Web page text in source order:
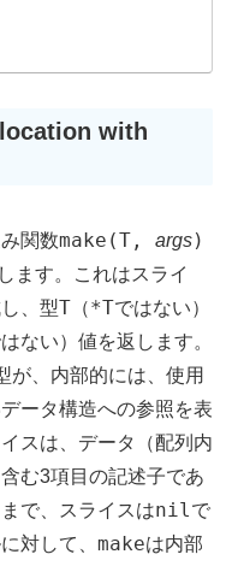
with
関数make(T, args)
ます。これはスライ
、型T （*Tではない）
ない）値を返します。
が、内部的には、使用
ータ構造への参照を表
スは、データ（配列内
む3項目の記述子であ
で、スライスはnilで
対して、 makeは内部